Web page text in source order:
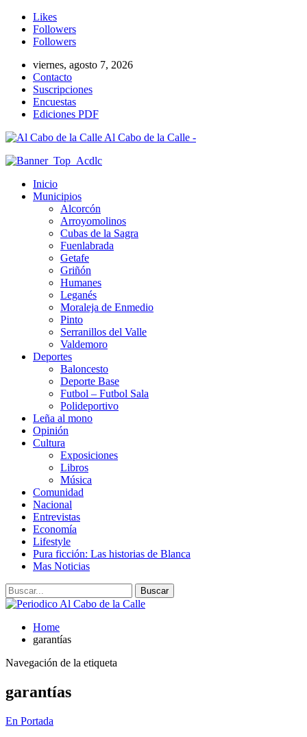
Likes
Followers
Followers
viernes, agosto 7, 2026
Contacto
Suscripciones
Encuestas
Ediciones PDF
Al Cabo de la Calle -
Inicio
Municipios
Alcorcón
Arroyomolinos
Cubas de la Sagra
Fuenlabrada
Getafe
Griñón
Humanes
Leganés
Moraleja de Enmedio
Pinto
Serranillos del Valle
Valdemoro
Deportes
Baloncesto
Deporte Base
Futbol – Futbol Sala
Polideportivo
Leña al mono
Opinión
Cultura
Exposiciones
Libros
Música
Comunidad
Nacional
Entrevistas
Economía
Lifestyle
Pura ficción: Las historias de Blanca
Mas Noticias
Home
garantías
Navegación de la etiqueta
garantías
En Portada